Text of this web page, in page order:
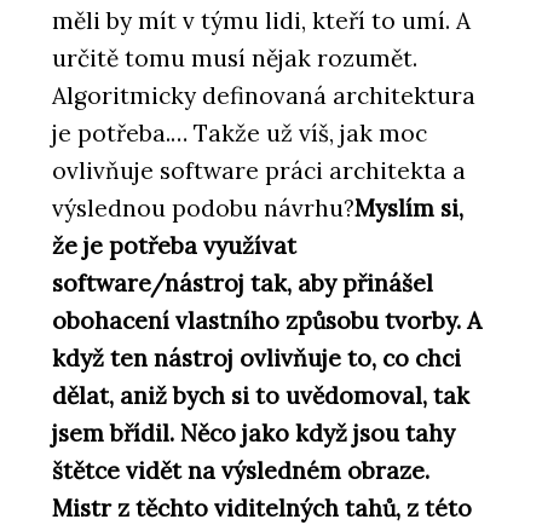
měli by mít v týmu lidi, kteří to umí. A
určitě tomu musí nějak rozumět.
Algoritmicky definovaná architektura
je potřeba.… Takže už víš, jak moc
ovlivňuje software práci architekta a
výslednou podobu návrhu?Myslím si,
že je potřeba využívat
software/nástroj tak, aby přinášel
obohacení vlastního způsobu tvorby. A
když ten nástroj ovlivňuje to, co chci
dělat, aniž bych si to uvědomoval, tak
jsem břídil. Něco jako když jsou tahy
štětce vidět na výsledném obraze.
Mistr z těchto viditelných tahů, z této